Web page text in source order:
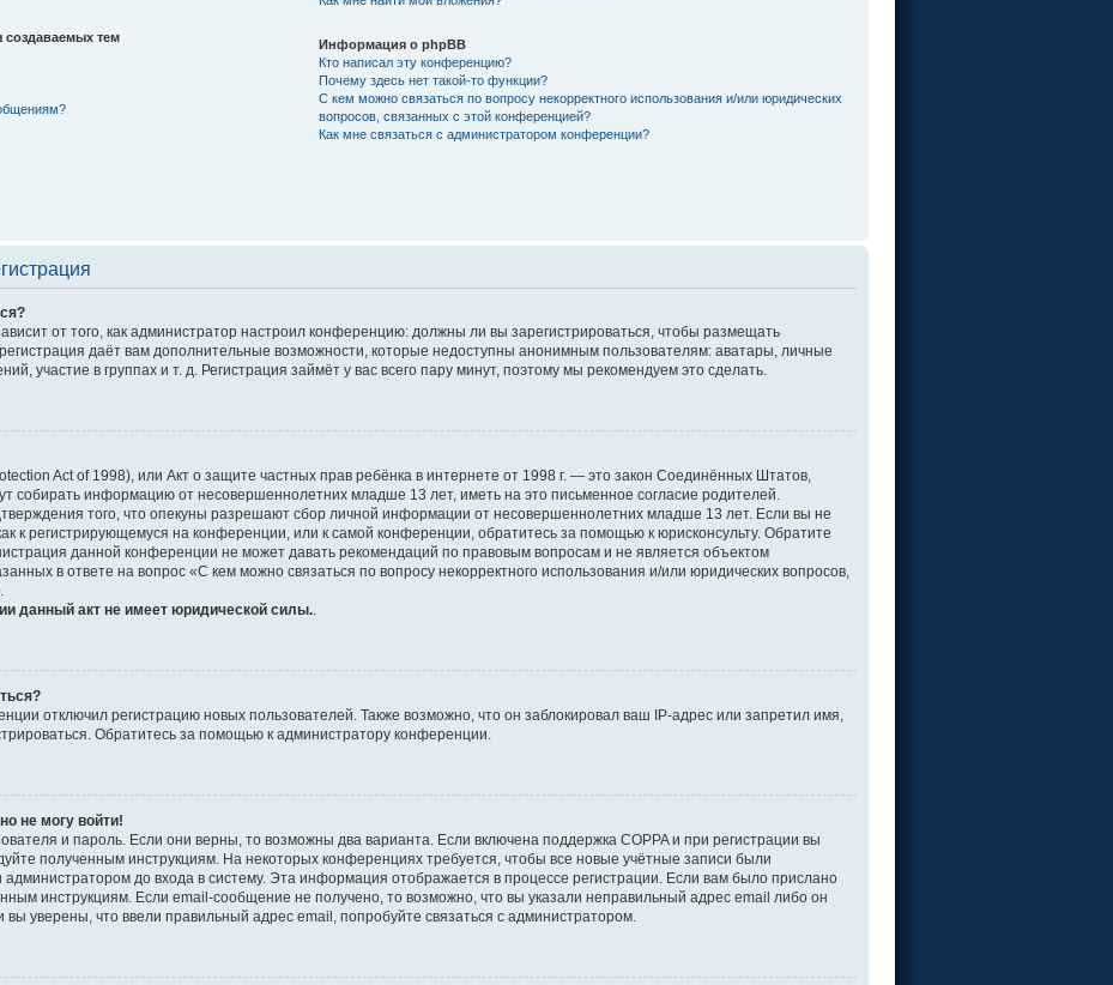
тем
Информация о phpBB
Кто написал эту конференцию?
Почему здесь нет такой-то функции?
С кем можно связаться по вопросу некорректного использования и/или юридических
вопросов, связанных с этой конференцией?
Как мне связаться с администратором конференции?
от того, как администратор настроил конференцию: должны ли вы зарегистрироваться, чтобы размещать
даёт вам дополнительные возможности, которые недоступны анонимным пользователям: аватары, личные
участие в группах и т. д. Регистрация займёт у вас всего пару минут, поэтому мы рекомендуем это сделать.
Act of 1998), или Акт о защите частных прав ребёнка в интернете от 1998 г. — это закон Соединённых Штатов,
собирать информацию от несовершеннолетних младше 13 лет, иметь на это письменное согласие родителей.
того, что опекуны разрешают сбор личной информации от несовершеннолетних младше 13 лет. Если вы не
к регистрирующемуся на конференции, или к самой конференции, обратитесь за помощью к юрисконсульту. Обратите
данной конференции не может давать рекомендаций по правовым вопросам и не является объектом
в ответе на вопрос «С кем можно связаться по вопросу некорректного использования и/или юридических вопросов,
данный акт не имеет юридической силы..
отключил регистрацию новых пользователей. Также возможно, что он заблокировал ваш IP-адрес или запретил имя,
Обратитесь за помощью к администратору конференции.
не могу войти!
и пароль. Если они верны, то возможны два варианта. Если включена поддержка COPPA и при регистрации вы
полученным инструкциям. На некоторых конференциях требуется, чтобы все новые учётные записи были
до входа в систему. Эта информация отображается в процессе регистрации. Если вам было прислано
инструкциям. Если email-сообщение не получено, то возможно, что вы указали неправильный адрес email либо он
уверены, что ввели правильный адрес email, попробуйте связаться с администратором.